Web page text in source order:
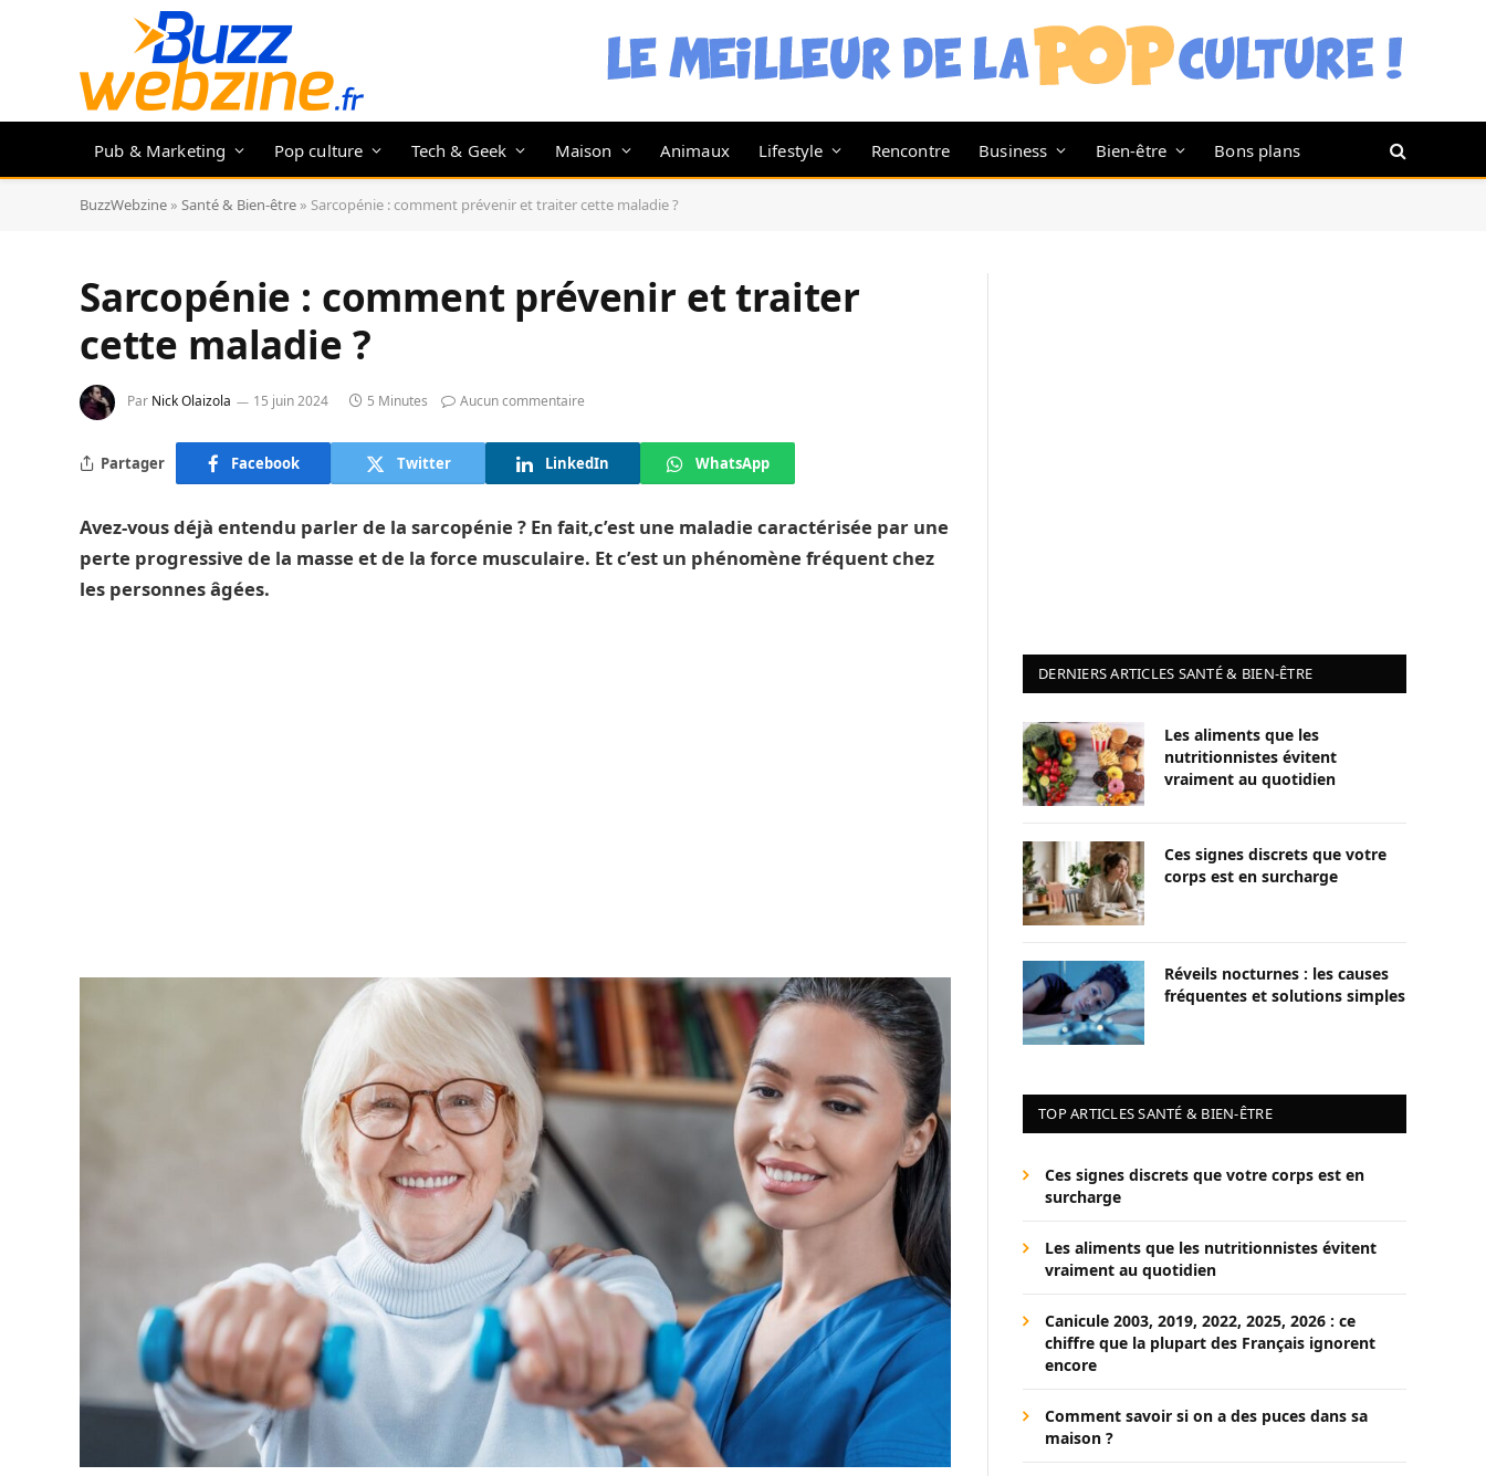
Pub & Marketing Pop culture Tech & Geek Maison Animaux Lifestyle Rencontre Business Bien-être Bons plans
BuzzWebzine » Santé & Bien-être » Sarcopénie : comment prévenir et traiter cette maladie ?
Sarcopénie : comment prévenir et traiter
cette maladie ?
Par Nick Olaizola 15 juin 2024 5 Minutes Aucun commentaire
Partager Facebook Twitter LinkedIn WhatsApp
Avez-vous déjà entendu parler de la sarcopénie ? En fait,c’est une maladie caractérisée par une
perte progressive de la masse et de la force musculaire. Et c’est un phénomène fréquent chez
les personnes âgées.
DERNIERS ARTICLES SANTÉ & BIEN-ÊTRE
Les aliments que les
nutritionnistes évitent
vraiment au quotidien
Ces signes discrets que votre
corps est en surcharge
Réveils nocturnes : les causes
fréquentes et solutions simples
TOP ARTICLES SANTÉ & BIEN-ÊTRE
Ces signes discrets que votre corps est en
surcharge
Les aliments que les nutritionnistes évitent
vraiment au quotidien
Canicule 2003, 2019, 2022, 2025, 2026 : ce
chiffre que la plupart des Français ignorent
encore
Comment savoir si on a des puces dans sa
maison ?